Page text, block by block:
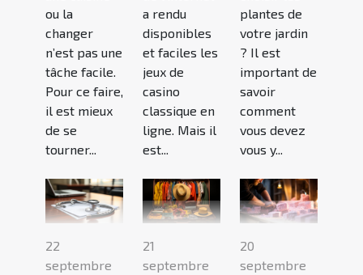
ou la
changer
n’est pas une
tâche facile.
Pour ce faire,
il est mieux
de se
tourner...
a rendu
disponibles
et faciles les
jeux de
casino
classique en
ligne. Mais il
est...
plantes de
votre jardin
? Il est
important de
savoir
comment
vous devez
vous y...
22
septembre
21
septembre
20
septembre